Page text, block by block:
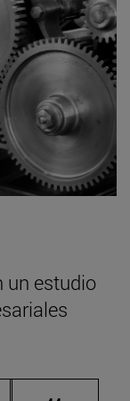
un estudio